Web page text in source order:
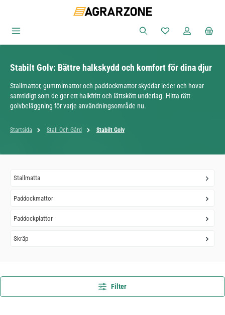
Du har 0 objekt i
Stabilt Golv: Bättre halkskydd och komfort för dina djur
Stallmattor, gummimattor och paddockmattor skyddar leder och hovar
samtidigt som de ger ett halkfritt och lättskött underlag. Hitta rätt
golvbeläggning för varje användningsområde nu.
Startsida Stall Och Gård Stabilt Golv
Stallmatta
Paddockmattor
Paddockplattor
Skräp
Filter